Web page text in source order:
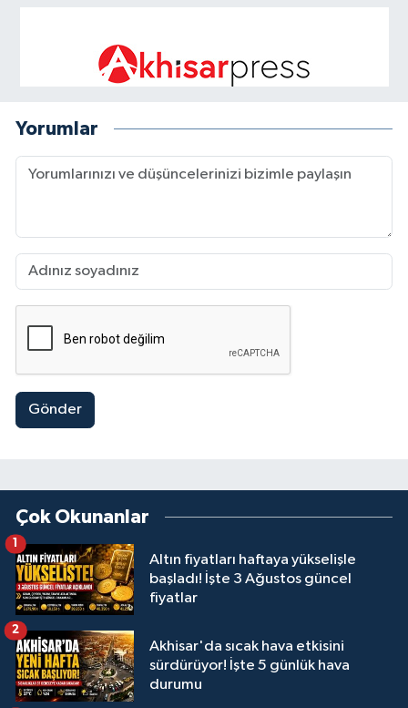
Yorumlar
Gönder
Çok Okunanlar
Altın fiyatları haftaya yükselişle
başladı! İşte 3 Ağustos güncel
fiyatlar
1
Akhisar'da sıcak hava etkisini
sürdürüyor! İşte 5 günlük hava
durumu
2